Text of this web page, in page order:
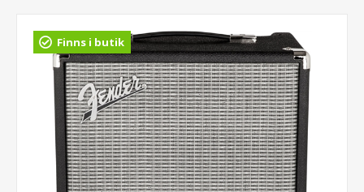
Finns i butik